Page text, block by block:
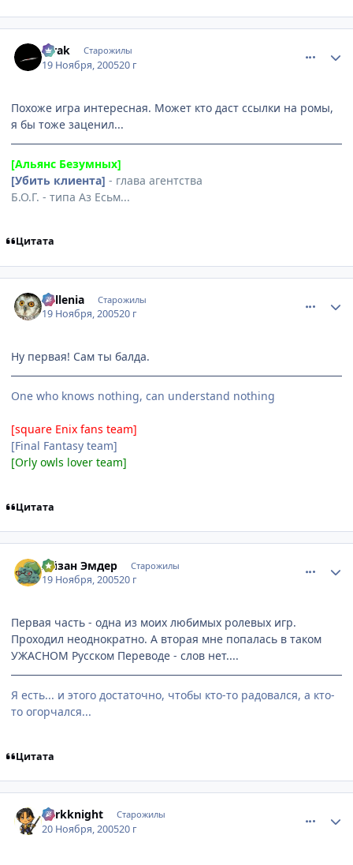
Mrak Старожилы
19 Ноября, 200520 г
Похоже игра интересная. Может кто даст ссылки на ромы,
я бы тоже заценил...
[Альянс Безумных]
[Убить клиента] - глава агентства
Б.О.Г. - типа Аз Есьм...
Цитата
Millenia Старожилы
19 Ноября, 200520 г
Ну первая! Сам ты балда.
One who knows nothing, can understand nothing
[square Enix fans team]
[Final Fantasy team]
[Orly owls lover team]
Цитата
Айзан Эмдер Старожилы
19 Ноября, 200520 г
Первая часть - одна из моих любимых ролевых игр.
Проходил неоднократно. А вторая мне попалась в таком
УЖАСНОМ Русском Переводе - слов нет....
Я есть... и этого достаточно, чтобы кто-то радовался, а кто-
то огорчался...
Цитата
darkknight Старожилы
20 Ноября, 200520 г